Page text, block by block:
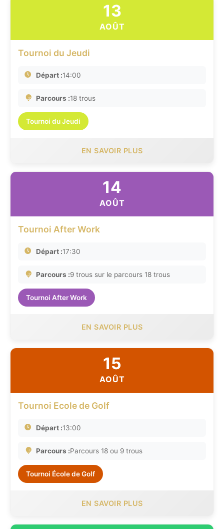
13
AOÛT
Tournoi du Jeudi
Départ :14:00
Parcours :18 trous
Tournoi du Jeudi
EN SAVOIR PLUS
14
AOÛT
Tournoi After Work
Départ :17:30
Parcours :9 trous sur le parcours 18 trous
Tournoi After Work
EN SAVOIR PLUS
15
AOÛT
Tournoi Ecole de Golf
Départ :13:00
Parcours :Parcours 18 ou 9 trous
Tournoi École de Golf
EN SAVOIR PLUS